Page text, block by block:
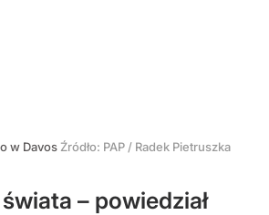
w Davos Źródło: PAP / Radek Pietruszka
– powiedział